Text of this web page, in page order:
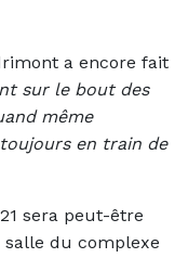
a encore fait
sur le bout des
même
en train de
sera peut-être
salle du complexe